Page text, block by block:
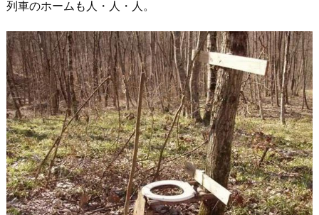
列車のホームも人・人・人。